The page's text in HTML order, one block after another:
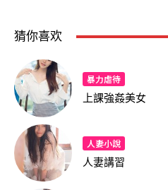
猜你喜欢
暴力虐待
上課強姦美女
人妻小說
人妻講習